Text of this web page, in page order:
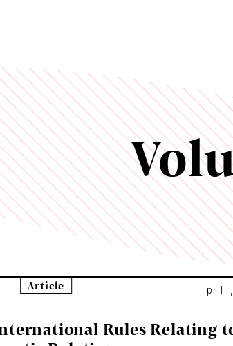
Article p. 1
Rules Relating